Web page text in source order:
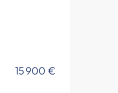
15 900 €